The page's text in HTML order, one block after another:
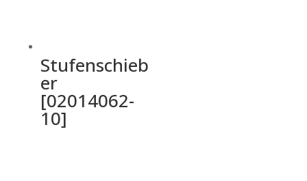
Stufenschieb
er
[02014062-
10]